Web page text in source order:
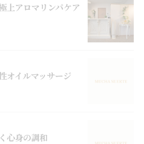
上アロマリンパケア
オイルマッサージ
心身の調和